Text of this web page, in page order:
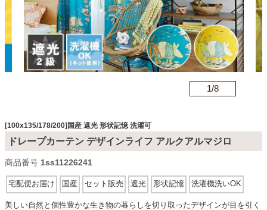
カテゴリから探す
ソファ
ダイニングテーブル・セット
椅子・チェア
1/8
[100x135/178/200]国産 遮光 形状記憶 洗濯可
ドレープカーテン デザインライフ アルクアルマジロ
商品番号 1ss11226241
宅配便お届け 国産 セット販売 遮光 形状記憶 洗濯機洗いOK
美しい自然と個性豊かな生き物の暮らしを切り取ったデザインが目を引く